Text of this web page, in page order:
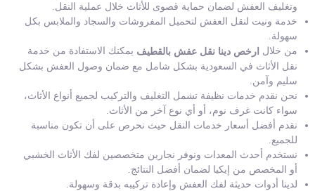
وتغليف العفش لضمان حماية قصوى للأثاث خلال عملية النقل.
خدمة ونيت لنقل العفش لتحميل المفروشات والسجاد والملابس بكل
سهولة.
من خلال ارخص دينا نقل عفش بالقطيف يمكنك الاستفادة من خدمة
نقل الأثاث في السعودية بشكل شامل مع ضمان وصول العفش بشكل
سليم وآمن.
نحن نقدم خدمات نظيفة تشمل التغليف والتركيب لجميع أنواع الأثاث،
سواء كانت غرف نوم، أو أي نوع آخر من الأثاث.
نقدم أفضل أسعار خدمات النقل حيث نحرص على أن تكون مناسبة
للجميع.
نستخدم أحدث المعدات ونوفر نجارين متخصصين لفك الأثاث الخشبي
أو المخصص من إيكيا لضمان أفضل النتائج.
لدينا أدوات حديثة لفك العفش وإعادة تركيبه بدقة وسهولة.